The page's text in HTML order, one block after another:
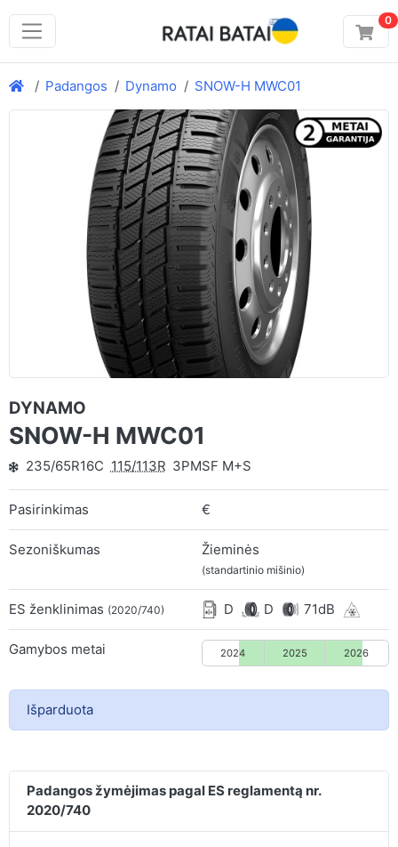
0
Padangos Dynamo SNOW-H MWC01
DYNAMO
SNOW-H MWC01
235/65R16C 115/113R 3PMSF M+S
Pasirinkimas €
Sezoniškumas Žieminės
(standartinio mišinio)
ES ženklinimas (2020/740) D D 71dB
Gamybos metai 2024 2025 2026
Išparduota
Padangos žymėjimas pagal ES reglamentą nr.
2020/740